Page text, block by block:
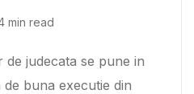
min read
judecata se pune in
buna executie din